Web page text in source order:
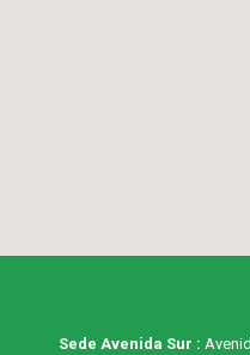
Sede Avenida Sur :